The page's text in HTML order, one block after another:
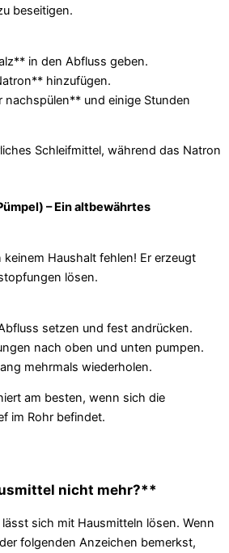
beseitigen.
in den Abfluss geben.
hinzufügen.
nachspülen** und einige Stunden
Schleifmittel, während das Natron
– Ein altbewährtes
Haushalt fehlen! Er erzeugt
lösen.
setzen und fest andrücken.
nach oben und unten pumpen.
mehrmals wiederholen.
am besten, wenn sich die
im Rohr befindet.
nicht mehr?**
sich mit Hausmitteln lösen. Wenn
folgenden Anzeichen bemerkst,